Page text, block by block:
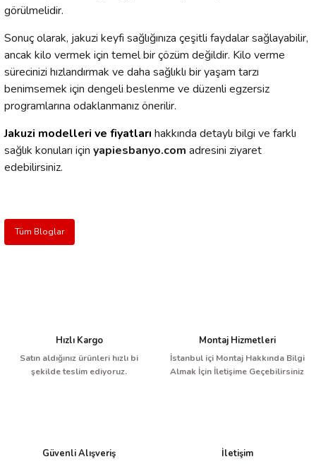
görülmelidir.
Sonuç olarak, jakuzi keyfi sağlığınıza çeşitli faydalar sağlayabilir,
ancak kilo vermek için temel bir çözüm değildir. Kilo verme
sürecinizi hızlandırmak ve daha sağlıklı bir yaşam tarzı
benimsemek için dengeli beslenme ve düzenli egzersiz
programlarına odaklanmanız önerilir.
Jakuzi modelleri ve fiyatları hakkında detaylı bilgi ve farklı
sağlık konuları için yapiesbanyo.com adresini ziyaret
edebilirsiniz.
Tüm Bloglar
Hızlı Kargo
Satın aldığınız ürünleri hızlı bi
şekilde teslim ediyoruz.
Montaj Hizmetleri
İstanbul içi Montaj Hakkında Bilgi
Almak İçin İletişime Geçebilirsiniz
Güvenli Alışveriş İletişim